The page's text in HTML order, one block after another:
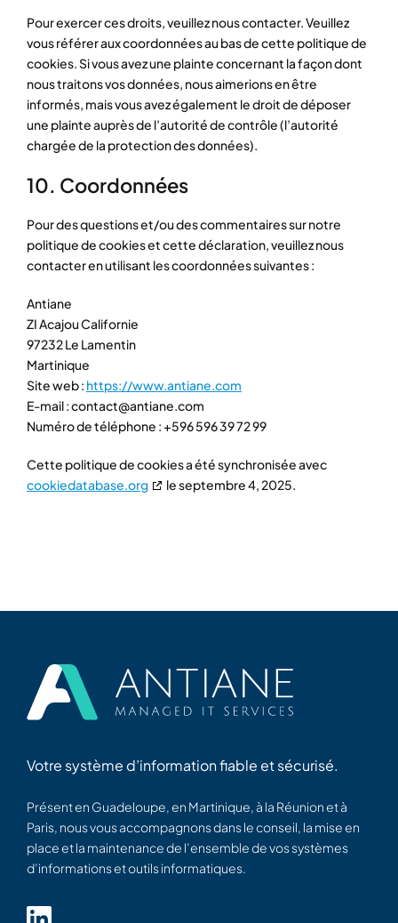
Pour exercer ces droits, veuillez nous contacter. Veuillez
vous référer aux coordonnées au bas de cette politique de
cookies. Si vous avez une plainte concernant la façon dont
nous traitons vos données, nous aimerions en être
informés, mais vous avez également le droit de déposer
une plainte auprès de l’autorité de contrôle (l’autorité
chargée de la protection des données).
10. Coordonnées
Pour des questions et/ou des commentaires sur notre
politique de cookies et cette déclaration, veuillez nous
contacter en utilisant les coordonnées suivantes :
Antiane
ZI Acajou Californie
97232 Le Lamentin
Martinique
Site web : https://www.antiane.com
E-mail :contact@antiane.com
Numéro de téléphone : +596 596 39 72 99
Cette politique de cookies a été synchronisée avec
cookiedatabase.org
le septembre 4, 2025.
Votre système d’information fiable et sécurisé.
Présent en Guadeloupe, en Martinique, à la Réunion et à
Paris, nous vous accompagnons dans le conseil, la mise en
place et la maintenance de l’ensemble de vos systèmes
d’informations et outils informatiques.